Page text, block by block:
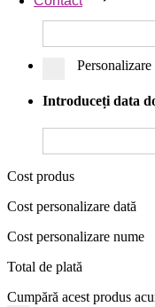
Personalizare
Introduceți data
Cost produs
Cost personalizare dată
Cost personalizare nume
Total de plată
Cumpără acest produs